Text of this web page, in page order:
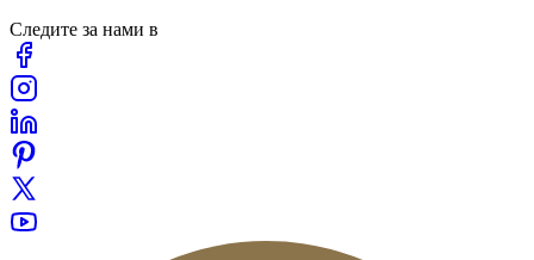
Следите за нами в